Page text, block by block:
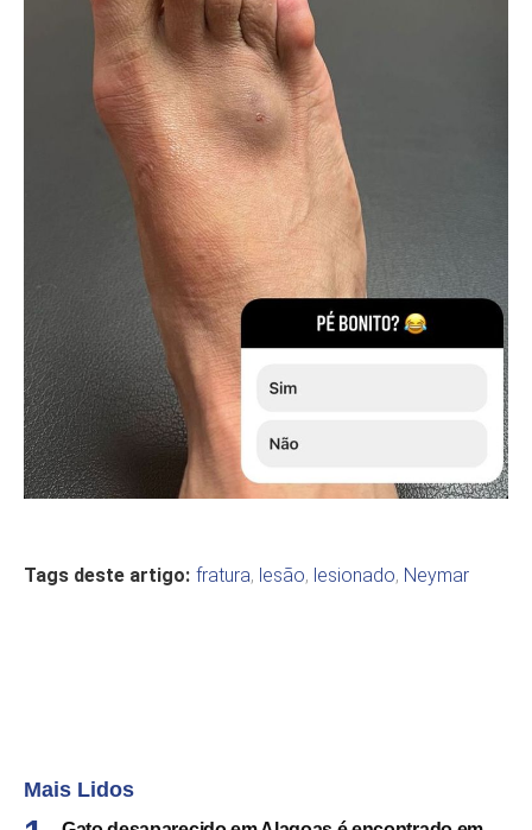
Tags deste artigo: fratura, lesão, lesionado, Neymar
Mais Lidos